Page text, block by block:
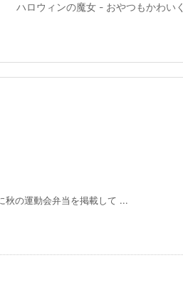
ハロウィンの魔女 - おやつもかわいく
秋の運動会弁当を掲載して ...